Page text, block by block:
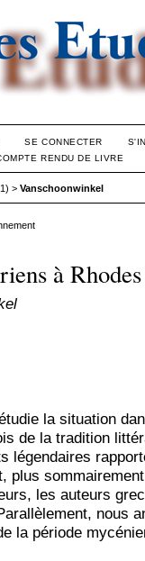
SE CONNECTER
RENDU DE LIVRE
> Vanschoonwinkel
à
la situation
de la tradition
légendaires
plus
les auteurs
nous
la période